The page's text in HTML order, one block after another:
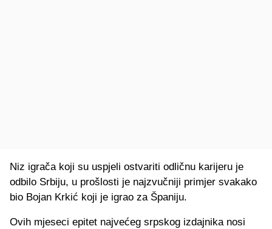
Niz igrača koji su uspjeli ostvariti odličnu karijeru je
odbilo Srbiju, u prošlosti je najzvučniji primjer svakako
bio Bojan Krkić koji je igrao za Španiju.
Ovih mjeseci epitet najvećeg srpskog izdajnika nosi